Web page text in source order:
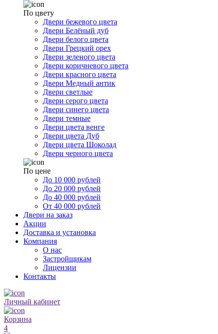
По цвету
Двери бежевого цвета
Двери Белёный дуб
Двери белого цвета
Двери Грецкий орех
Двери зеленого цвета
Двери коричневого цвета
Двери красного цвета
Двери Медный антик
Двери светлые
Двери серого цвета
Двери синего цвета
Двери темные
Двери цвета венге
Двери цвета Дуб
Двери цвета Шоколад
Двери черного цвета
По цене
До 10 000 рублей
До 20 000 рублей
До 40 000 рублей
От 40 000 рублей
Двери на заказ
Акции
Доставка и установка
Компания
О нас
Застройщикам
Лицензии
Контакты
Личный кабинет
Корзина
4